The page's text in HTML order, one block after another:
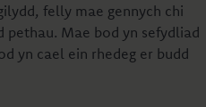
felly mae gennych chi
pethau. Mae bod yn sefydliad
yn cael ein rhedeg er budd